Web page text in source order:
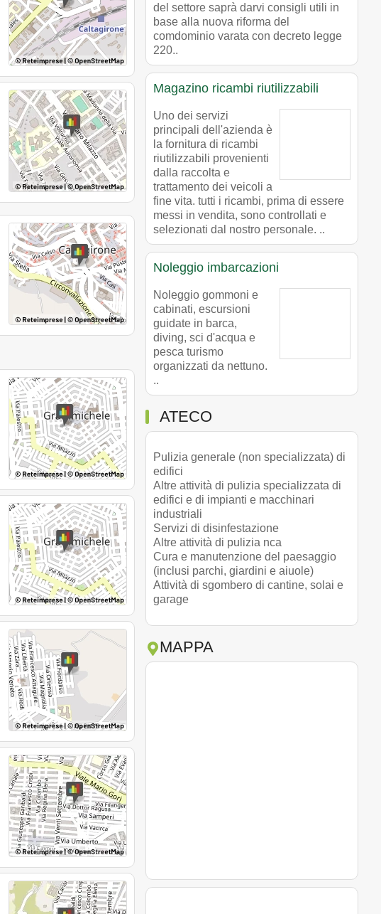
del settore saprà darvi consigli utili in
base alla nuova riforma del
comdominio varata con decreto legge
220..
Magazino ricambi riutilizzabili
Uno dei servizi
principali dell'azienda è
la fornitura di ricambi
riutilizzabili provenienti
dalla raccolta e
trattamento dei veicoli a
fine vita. tutti i ricambi, prima di essere
messi in vendita, sono controllati e
selezionati dal nostro personale. ..
Noleggio imbarcazioni
Noleggio gommoni e
cabinati, escursioni
guidate in barca,
diving, sci d'acqua e
pesca turismo
organizzati da nettuno.
..
ATECO
Pulizia generale (non specializzata) di
edifici
Altre attività di pulizia specializzata di
edifici e di impianti e macchinari
industriali
Servizi di disinfestazione
Altre attività di pulizia nca
Cura e manutenzione del paesaggio
(inclusi parchi, giardini e aiuole)
Attività di sgombero di cantine, solai e
garage
MAPPA